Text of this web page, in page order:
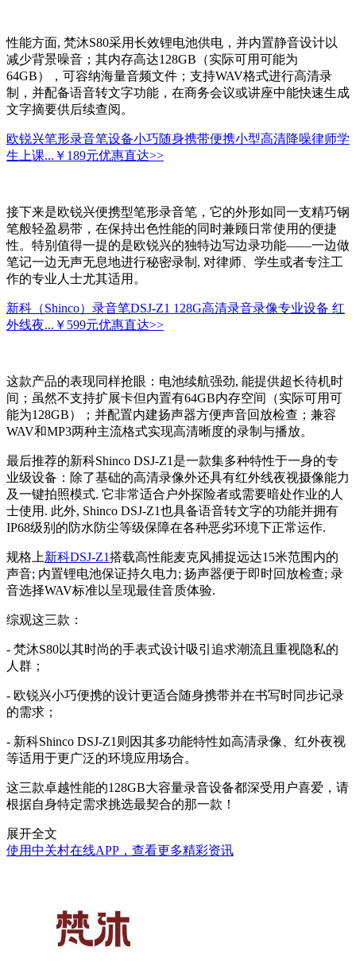
性能方面, 梵沐S80采用长效锂电池供电，并内置静音设计以
减少背景噪音；其内存高达128GB（实际可用可能为
64GB），可容纳海量音频文件；支持WAV格式进行高清录
制，并配备语音转文字功能，在商务会议或讲座中能快速生成
文字摘要供后续查阅。
欧锐兴笔形录音笔设备小巧随身携带便携小型高清降噪律师学
生上课... ￥189元优惠直达>>
接下来是欧锐兴便携型笔形录音笔，它的外形如同一支精巧钢
笔般轻盈易带，在保持出色性能的同时兼顾日常使用的便捷
性。特别值得一提的是欧锐兴的独特边写边录功能——一边做
笔记一边无声无息地进行秘密录制, 对律师、学生或者专注工
作的专业人士尤其适用。
新科（Shinco）录音笔DSJ-Z1 128G高清录音录像专业设备 红
外线夜... ￥599元优惠直达>>
这款产品的表现同样抢眼：电池续航强劲, 能提供超长待机时
间；虽然不支持扩展卡但内置有64GB内存空间（实际可用可
能为128GB）；并配置内建扬声器方便声音回放检查；兼容
WAV和MP3两种主流格式实现高清晰度的录制与播放。
最后推荐的新科Shinco DSJ-Z1是一款集多种特性于一身的专
业级设备：除了基础的高清录像外还具有红外线夜视摄像能力
及一键拍照模式. 它非常适合户外探险者或需要暗处作业的人
士使用. 此外, Shinco DSJ-Z1也具备语音转文字的功能并拥有
IP68级别的防水防尘等级保障在各种恶劣环境下正常运作.
规格上新科DSJ-Z1搭载高性能麦克风捕捉远达15米范围内的
声音; 内置锂电池保证持久电力; 扬声器便于即时回放检查; 录
音选择WAV标准以呈现最佳音质体验.
综观这三款：
- 梵沐S80以其时尚的手表式设计吸引追求潮流且重视隐私的
人群；
- 欧锐兴小巧便携的设计更适合随身携带并在书写时同步记录
的需求；
- 新科Shinco DSJ-Z1则因其多功能特性如高清录像、红外夜视
等适用于更广泛的环境应用场合。
这三款卓越性能的128GB大容量录音设备都深受用户喜爱，请
根据自身特定需求挑选最契合的那一款！
展开全文
使用中关村在线APP，查看更多精彩资讯